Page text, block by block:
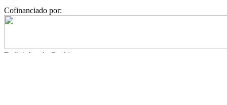
Cofinanciado por:
Definições de Cookies